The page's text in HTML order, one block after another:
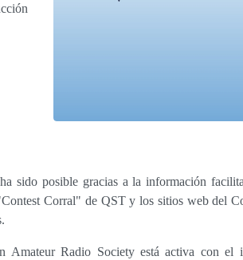
sido posible gracias a la información
Corral" de QST y los sitios web del
Amateur Radio Society está activa con el